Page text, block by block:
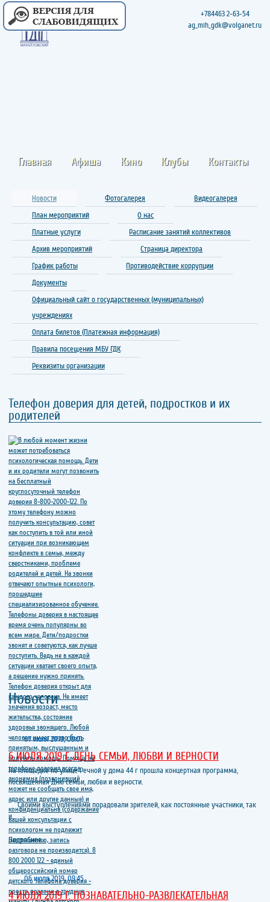
+784463 2-63-54
ag_mih_gdk@volganet.ru
Главная Афиша Кино Клубы Контакты
Новости Фотогалерея
Видеогалерея
План мероприятий
О нас
Платные услуги
Расписание занятий коллективов
Архив мероприятий
Страница директора
График работы
Противодействие коррупции
Документы
Официальный сайт о государственных (муниципальных)
учреждениях
Оплата билетов (Платежная информация)
Правила посещения МБУ ГДК
Реквизиты организации
Телефон доверия для детей, подростков и их
родителей
Новости
07 июля 2019, 09:01
6 ИЮЛЯ 2019 Г. ДЕНЬ СЕМЬИ, ЛЮБВИ И ВЕРНОСТИ
На площадке по улице Речной у дома 44 г прошла концертная программа,
посвященная Дню семьи, любви и верности.
Своими выступлениями порадовали зрителей, как постоянные участники, так
и...
Подробнее...
06 июля 2019, 09:45
4 ИЮЛЯ 2019 Г. ПОЗНАВАТЕЛЬНО-РАЗВЛЕКАТЕЛЬНАЯ